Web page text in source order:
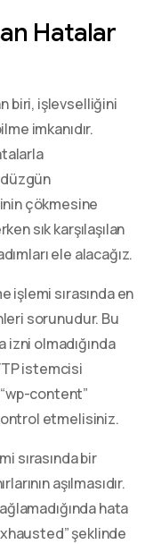
Hatalar
biri, işlevselliğini
imkanıdır.
çökmesine
sık karşılaşılan
ele alacağız.
işlemi sırasında en
sorunudur. Bu
olmadığında
istemcisi
content”
etmelisiniz.
sırasında bir
aşılmasıdır.
hata
şeklinde